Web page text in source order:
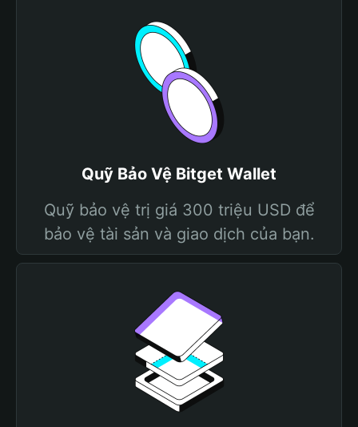
Quỹ Bảo Vệ Bitget Wallet
Quỹ bảo vệ trị giá 300 triệu USD để
bảo vệ tài sản và giao dịch của bạn.